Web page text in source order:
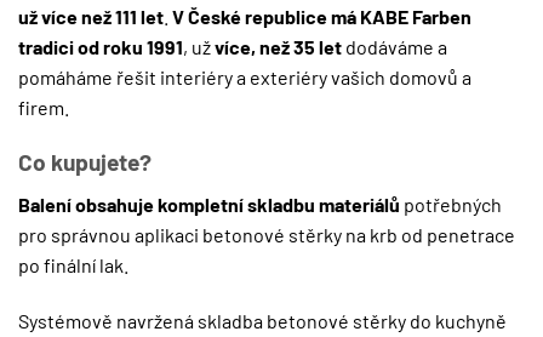
už více než 111 let V České republice má KABE Farben
tradici od roku 1991, užvíce, než 35 let dodáváme a
pomáháme řešit interiéry a exteriéry vašich domovů a
firem.
Co kupujete?
Balení obsahuje kompletní skladbu materiálů potřebných
pro správnou aplikaci betonové stěrky na krb od penetrace
po finální lak.
Systémově navržená skladba betonové stěrky do kuchyně